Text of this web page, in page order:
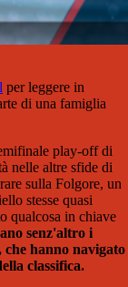
per leggere in
di una famiglia
play-off di
nelle altre sfide di
sulla Folgore, un
stesse quasi
qualcosa in chiave
senz'altro i
hanno navigato
classifica.